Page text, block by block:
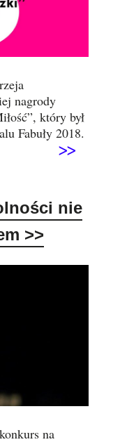
nagrody
który był
Fabuły 2018.
>>
nie
>>
na